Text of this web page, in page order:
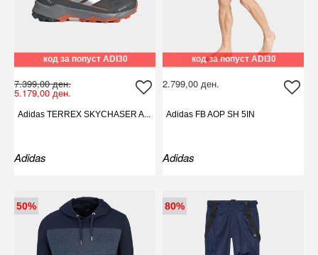
код за попуст ADI30
7.399,00 ден.
5.179,00 ден.
Adidas TERREX SKYCHASER A...
Adidas
код за попуст ADI30
2.799,00 ден.
Adidas FB AOP SH 5IN
Adidas
50% 80%